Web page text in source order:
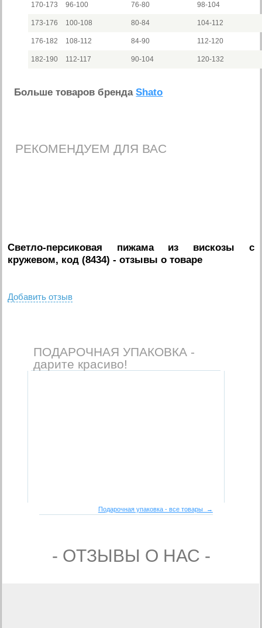
170-173 96-100 76-80 98-104
173-176 100-108 80-84 104-112
176-182 108-112 84-90 112-120
182-190 112-117 90-104 120-132
Больше товаров брендаShato
РЕКОМЕНДУЕМ ДЛЯ ВАС
Светло-персиковая пижама из вискозы с
кружевом, код (8434) - отзывы о товаре
Добавить отзыв
ПОДАРОЧНАЯ УПАКОВКА -
дарите красиво!
Подарочная упаковка - все товары →
- ОТЗЫВЫ О НАС -